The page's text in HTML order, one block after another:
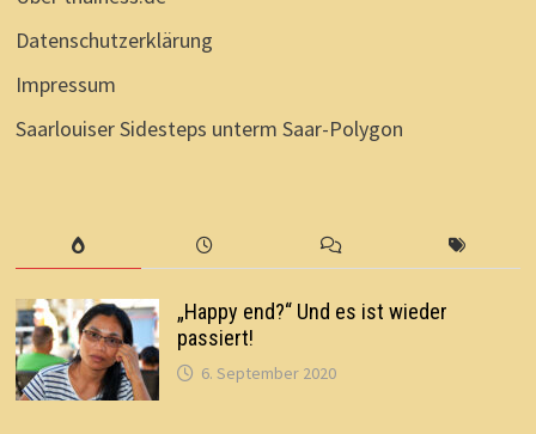
Datenschutzerklärung
Impressum
Saarlouiser Sidesteps unterm Saar-Polygon
„Happy end?“ Und es ist wieder
passiert!
6. September 2020